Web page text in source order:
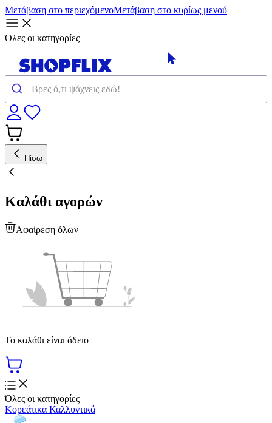
Μετάβαση στο περιεχόμενοΜετάβαση στο κυρίως μενού
Όλες οι κατηγορίες
Πίσω
Καλάθι αγορών
Αφαίρεση όλων
Το καλάθι είναι άδειο
Όλες οι κατηγορίες
Κορεάτικα Καλλυντικά